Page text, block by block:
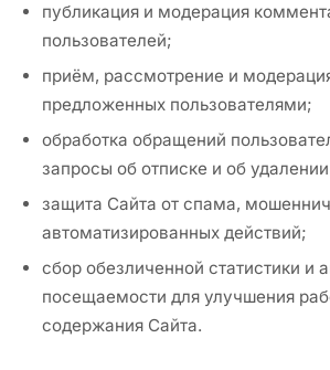
публикация и модерация
пользователей;
приём, рассмотрение и
предложенных пользователями;
обработка обращений
запросы об отписке и об
защита Сайта от спама,
автоматизированных действий;
сбор обезличенной статистики и
посещаемости для улучшения
содержания Сайта.